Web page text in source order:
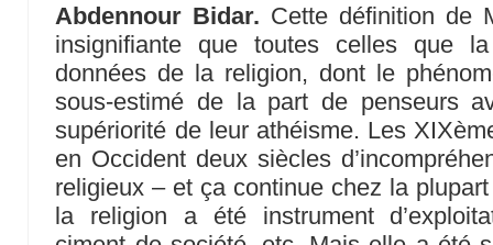
Abdennour Bidar. Cette définition de
insignifiante que toutes celles que
données de la religion, dont le
sous-estimé de la part de penseurs
supériorité de leur athéisme. Les
en Occident deux siècles
religieux – et ça continue chez la
la religion a été instrument